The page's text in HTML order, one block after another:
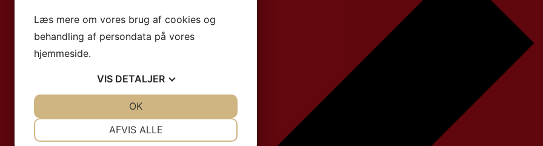
Læs mere om vores brug af cookies og
behandling af persondata på vores
hjemmeside.
VIS DETALJER
AFVIS ALLE
OK